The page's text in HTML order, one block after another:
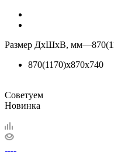
Размер ДхШхВ, мм—
870(1170)х870х740
Советуем
Новинка